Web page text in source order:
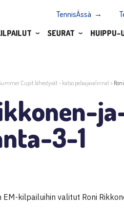
TennisÄssä
SEURAT HUIPPU-
Cupit lähestyvät – katso pelaajavalinnat>
3-1
kilpailuihin valitut Roni